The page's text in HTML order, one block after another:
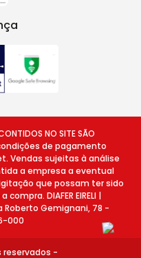
NO SITE SÃO
condições de pagamento
Vendas sujeitas à análise
a empresa a eventual
que possam ter sido
DIAFER EIRELI |
Roberto Gemignani, 78 -
000
reservados -